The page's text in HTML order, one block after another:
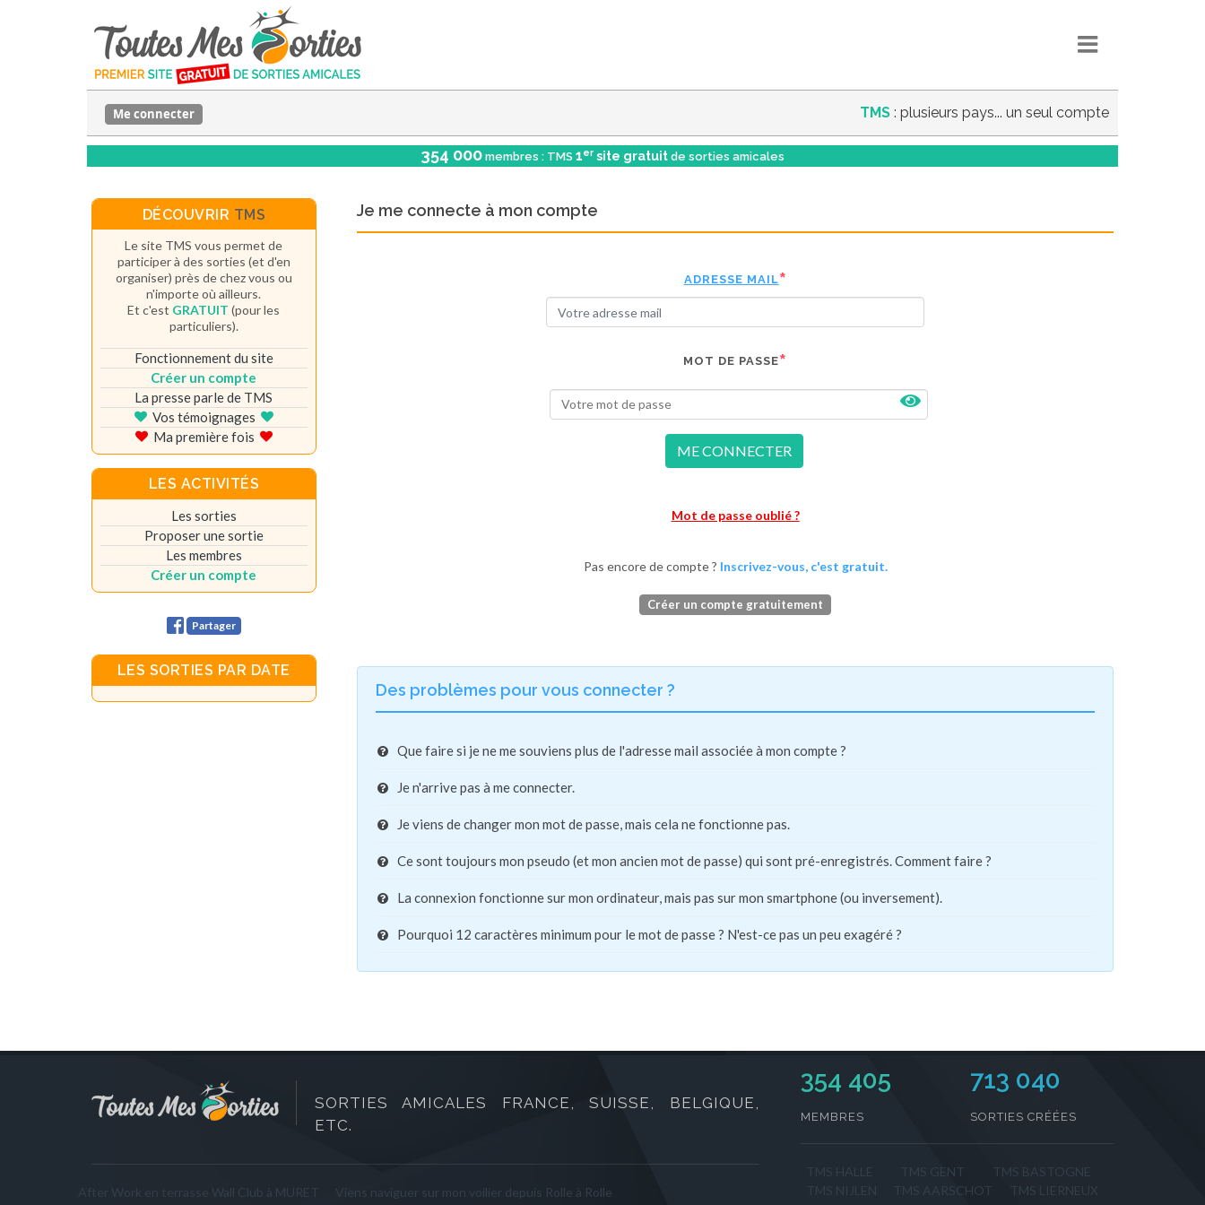
TMS : plusieurs pays... un seul compte
Me connecter
354 000 membres : TMS 1er site gratuit de sorties amicales
Je me connecte à mon compte
ADRESSE MAIL
MOT DE PASSE
ME CONNECTER
Mot de passe oublié ?
Pas encore de compte ? Inscrivez-vous, c'est gratuit.
Créer un compte gratuitement
Des problèmes pour vous connecter ?
Que faire si je ne me souviens plus de l'adresse mail associée à mon compte ?
Je n'arrive pas à me connecter.
Je viens de changer mon mot de passe, mais cela ne fonctionne pas.
Ce sont toujours mon pseudo (et mon ancien mot de passe) qui sont pré-enregistrés. Comment faire ?
La connexion fonctionne sur mon ordinateur, mais pas sur mon smartphone (ou inversement).
Pourquoi 12 caractères minimum pour le mot de passe ? N'est-ce pas un peu exagéré ?
DÉCOUVRIR TMS
Le site TMS vous permet de
participer à des sorties (et d'en
organiser) près de chez vous ou
n'importe où ailleurs.
Et c'est GRATUIT (pour les
particuliers).
Fonctionnement du site
Créer un compte
La presse parle de TMS
Vos témoignages
Ma première fois
LES ACTIVITÉS
Les sorties
Proposer une sortie
Les membres
Créer un compte
Partager
LES SORTIES PAR DATE
SORTIES AMICALES FRANCE, SUISSE, BELGIQUE,
ETC.
After Work en terrasse Wall Club à MURET
Viens naviguer sur mon voilier depuis Rolle à Rolle
354 405
MEMBRES
713 040
SORTIES CRÉÉES
TMS GENT
TMS BASTOGNE
TMS AARSCHOT
TMS LIERNEUX